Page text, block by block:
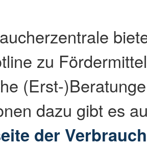
zu
(Erst-
dazu gibt es
der